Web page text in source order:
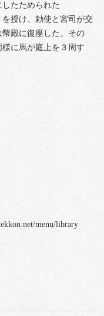
たためられた
け、勅使と宮司が交
殿に復座した。その
に馬が庭上を３周す
menu/library